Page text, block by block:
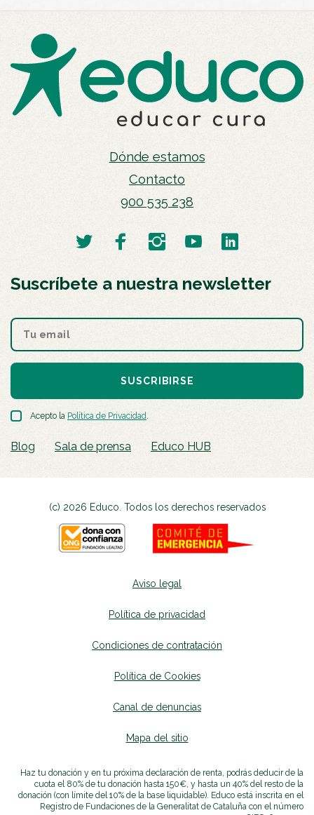
Dónde estamos
Contacto
900 535 238
Suscríbete a nuestra newsletter
SUSCRIBIRSE
Acepto la Política de Privacidad
Blog Sala de prensa Educo HUB
(c) 2026 Educo. Todos los derechos reservados
Aviso legal
Política de privacidad
Condiciones de contratación
Política de Cookies
Canal de denuncias
Mapa del sitio
Haz tu donación y en tu próxima declaración de renta, podrás deducir de la
cuota el 80% de tu donación hasta 150€, y hasta un 40% del resto de la
donación (con límite del 10% de la base liquidable). Educo está inscrita en el
Registro de Fundaciones de la Generalitat de Cataluña con el número